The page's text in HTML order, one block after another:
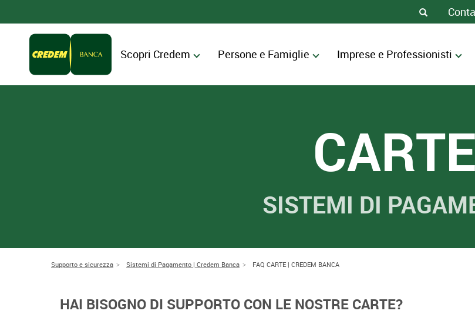
Scopri Credem Persone e Famiglie Imprese e Professionisti
CARTE
SISTEMI DI
Supporto e sicurezza Sistemi di Pagamento | Credem Banca FAQ CARTE | CREDEM BANCA
HAI BISOGNO DI SUPPORTO CON LE NOSTRE CARTE?